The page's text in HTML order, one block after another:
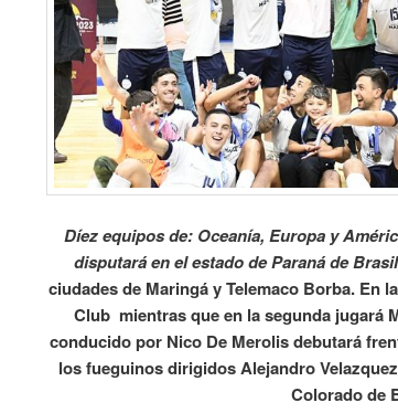
Díez equipos de: Oceanía, Europa y
disputará en el estado de Paraná de
ciudades de Maringá y Telemaco Borba. En
Club mientras que en la segunda jugará
conducido por Nico De Merolis debutará
los fueguinos dirigidos Alejandro
Colorado de